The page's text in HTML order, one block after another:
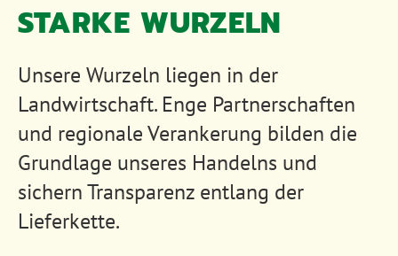
STARKE WURZELN
Unsere Wurzeln liegen in der
Landwirtschaft. Enge Partnerschaften
und regionale Verankerung bilden die
Grundlage unseres Handelns und
sichern Transparenz entlang der
Lieferkette.